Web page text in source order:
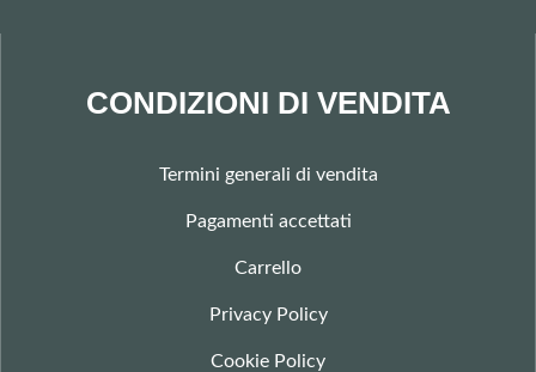
CONDIZIONI DI VENDITA
Termini generali di vendita
Pagamenti accettati
Carrello
Privacy Policy
Cookie Policy